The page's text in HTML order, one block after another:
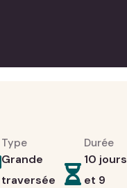
Type
Grande
traversée
Durée
10 jours
et 9